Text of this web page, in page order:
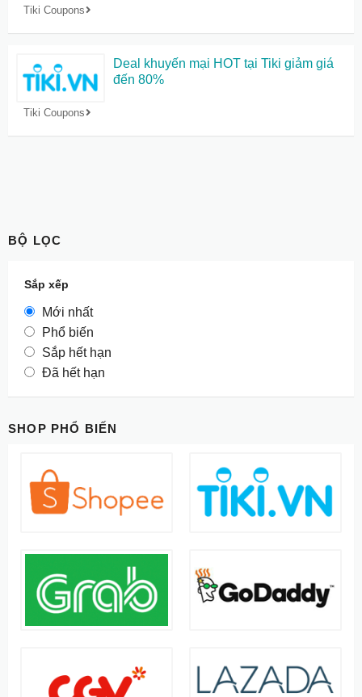
Tiki Coupons
Tiki Coupons
Deal khuyến mại HOT tại Tiki giảm giá
đến 80%
BỘ LỌC
Sắp xếp
Mới nhất
Phổ biến
Sắp hết hạn
Đã hết hạn
SHOP PHỔ BIẾN